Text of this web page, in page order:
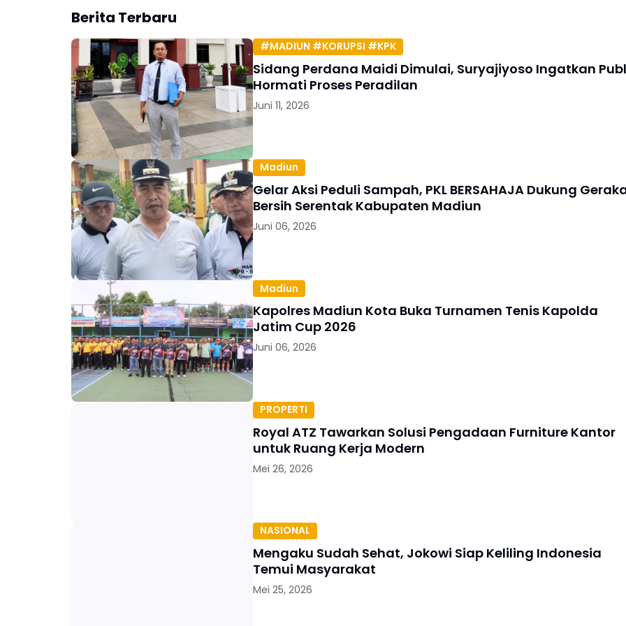
Berita Terbaru
#MADIUN #KORUPSI #KPK
Sidang Perdana Maidi Dimulai, Suryajiyoso Ingatkan
Hormati Proses Peradilan
Juni 11, 2026
Madiun
Gelar Aksi Peduli Sampah, PKL BERSAHAJA Dukung
Bersih Serentak Kabupaten Madiun
Juni 06, 2026
Madiun
Kapolres Madiun Kota Buka Turnamen Tenis Kapolda
Jatim Cup 2026
Juni 06, 2026
PROPERTI
Royal ATZ Tawarkan Solusi Pengadaan Furniture Kantor
untuk Ruang Kerja Modern
Mei 26, 2026
NASIONAL
Mengaku Sudah Sehat, Jokowi Siap Keliling Indonesia
Temui Masyarakat
Mei 25, 2026